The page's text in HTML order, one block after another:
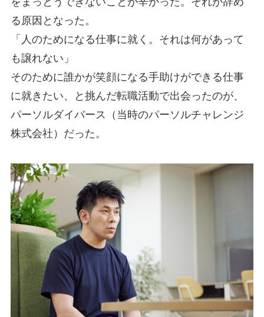
る原因となった。
「人のためになる仕事に就く。それは何があって
も譲れない」
そのために誰かが笑顔になる手助けができる仕事
に就きたい、と挑んだ転職活動で出会ったのが、
パーソルダイバース（当時のパーソルチャレンジ
株式会社）だった。